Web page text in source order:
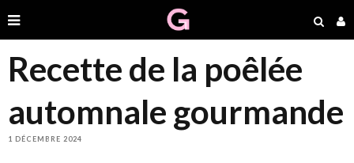
Recette de la poêlée
automnale gourmande
1 DÉCEMBRE 2024